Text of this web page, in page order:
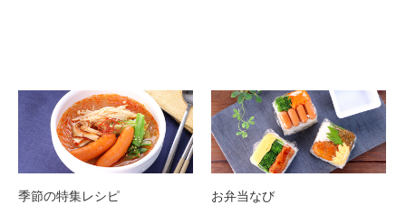
季節の特集レシピ お弁当なび